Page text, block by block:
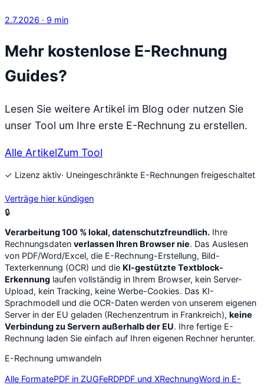
2.7.2026 · 9 min
Mehr kostenlose E-Rechnung
Guides?
Lesen Sie weitere Artikel im Blog oder nutzen Sie
unser Tool um Ihre erste E-Rechnung zu erstellen.
Alle ArtikelZum Tool
✓ Lizenz aktiv· Uneingeschränkte E-Rechnungen freigeschaltet
Verträge hier kündigen
🔒
Verarbeitung 100 % lokal, datenschutzfreundlich. Ihre
Rechnungsdaten verlassen Ihren Browser nie. Das Auslesen
von PDF/Word/Excel, die E-Rechnung-Erstellung, Bild-
Texterkennung (OCR) und die KI-gestützte Textblock-
Erkennung laufen vollständig in Ihrem Browser, kein Server-
Upload, kein Tracking, keine Werbe-Cookies. Das KI-
Sprachmodell und die OCR-Daten werden von unserem eigenen
Server in der EU geladen (Rechenzentrum in Frankreich), keine
Verbindung zu Servern außerhalb der EU. Ihre fertige E-
Rechnung laden Sie einfach auf Ihren eigenen Rechner herunter.
E-Rechnung umwandeln
Alle FormatePDF in ZUGFeRDPDF und XRechnungWord in E-